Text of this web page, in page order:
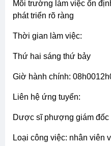
thành thạo vi tính, sẵn
muốn gắn bó lâu dài
lương và chế độ:
lương khởi điểm: 15 triệu/tháng (xét tăng sau thử việc